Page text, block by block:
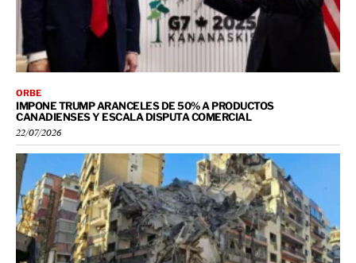
ORBE
IMPONE TRUMP ARANCELES DE 50% A PRODUCTOS
CANADIENSES Y ESCALA DISPUTA COMERCIAL
22/07/2026